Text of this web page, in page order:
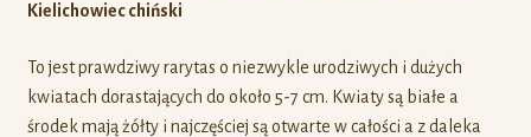
Kielichowiec chiński
To jest prawdziwy rarytas o niezwykle urodziwych i dużych
kwiatach dorastających do około 5-7 cm. Kwiaty są białe a
środek mają żółty i najczęściej są otwarte w całości a z daleka